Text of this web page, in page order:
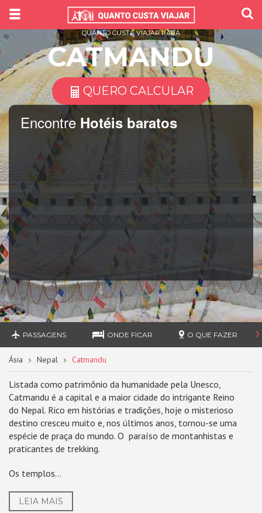
Encontre Hotéis baratos
QUANTO CUSTA VIAJAR PARA
CATMANDU
QUERO CALCULAR
PASSAGENS ONDE FICAR O QUE FAZER
Ásia Nepal Catmandu
Listada como patrimônio da humanidade pela Unesco,
Catmandu é a capital e a maior cidade do intrigante Reino
do Nepal. Rico em histórias e tradições, hoje o misterioso
destino cresceu muito e, nos últimos anos, tornou-se uma
espécie de praça do mundo. O paraíso de montanhistas e
praticantes de trekking.
Os templos...
LEIA MAIS